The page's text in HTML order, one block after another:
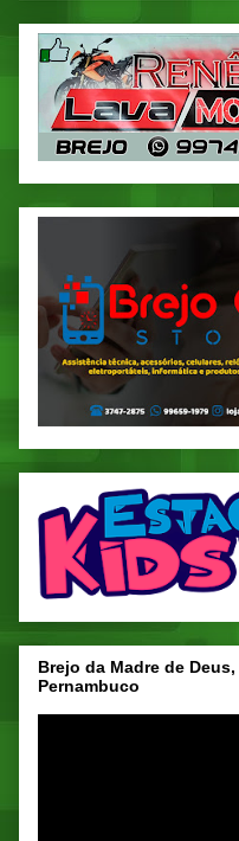
Brejo da Madre de Deus,
Pernambuco